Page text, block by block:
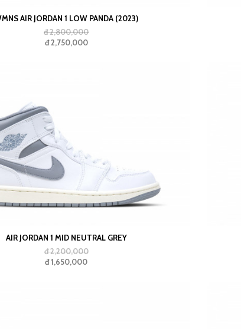
AIR JORDAN 1 LOW PANDA (2023)
đ 2,800,000
đ 2,750,000
AIR JORDAN 1 MID NEUTRAL GREY
đ 2,200,000
đ 1,650,000